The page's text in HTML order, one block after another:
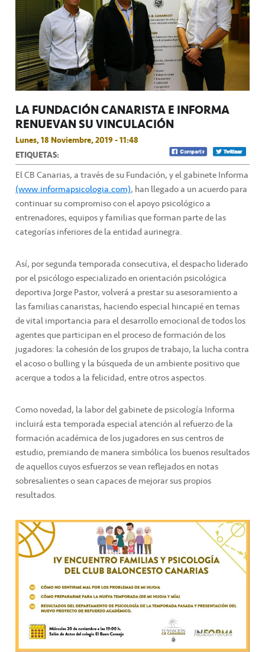
LA FUNDACIÓN CANARISTA E INFORMA
RENUEVAN SU VINCULACIÓN
Lunes, 18 Noviembre, 2019 - 11:48
ETIQUETAS:
El CB Canarias, a través de su Fundación, y el gabinete Informa
(www.informapsicologia.com), han llegado a un acuerdo para
continuar su compromiso con el apoyo psicológico a
entrenadores, equipos y familias que forman parte de las
categorías inferiores de la entidad aurinegra.
Así, por segunda temporada consecutiva, el despacho liderado
por el psicólogo especializado en orientación psicológica
deportiva Jorge Pastor, volverá a prestar su asesoramiento a
las familias canaristas, haciendo especial hincapié en temas
de vital importancia para el desarrollo emocional de todos los
agentes que participan en el proceso de formación de los
jugadores: la cohesión de los grupos de trabajo, la lucha contra
el acoso o bulling y la búsqueda de un ambiente positivo que
acerque a todos a la felicidad, entre otros aspectos.
Como novedad, la labor del gabinete de psicología Informa
incluirá esta temporada especial atención al refuerzo de la
formación académica de los jugadores en sus centros de
estudio, premiando de manera simbólica los buenos resultados
de aquellos cuyos esfuerzos se vean reflejados en notas
sobresalientes o sean capaces de mejorar sus propios
resultados.